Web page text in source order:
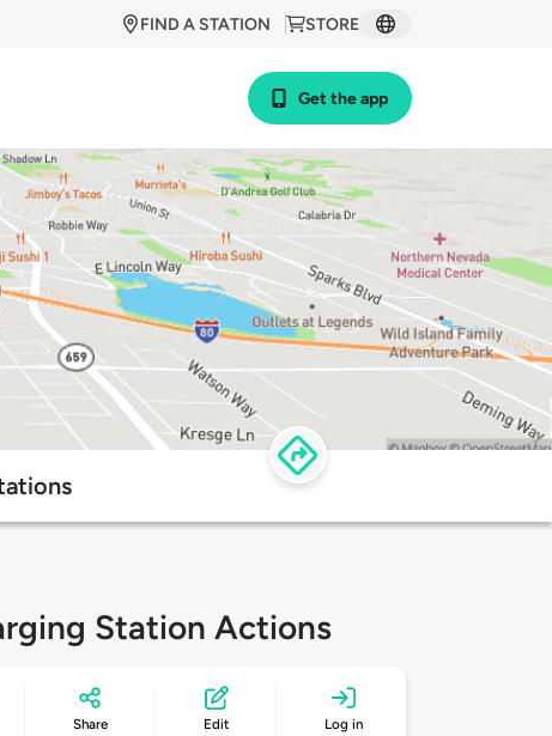
STORE
FIND A STATION
Get the app
Station Actions
Share Edit Log in